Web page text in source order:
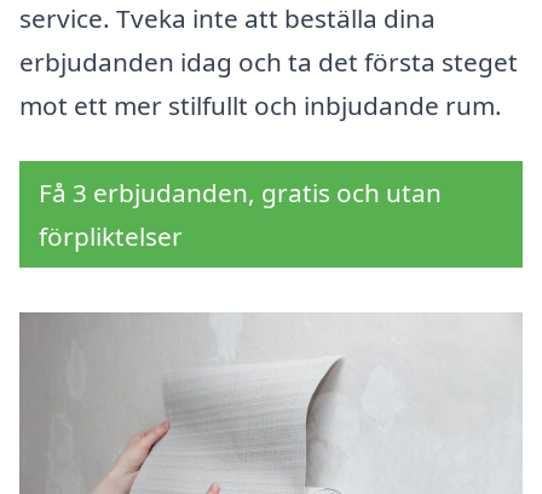
service. Tveka inte att beställa dina
erbjudanden idag och ta det första steget
mot ett mer stilfullt och inbjudande rum.
Få 3 erbjudanden, gratis och utan
förpliktelser